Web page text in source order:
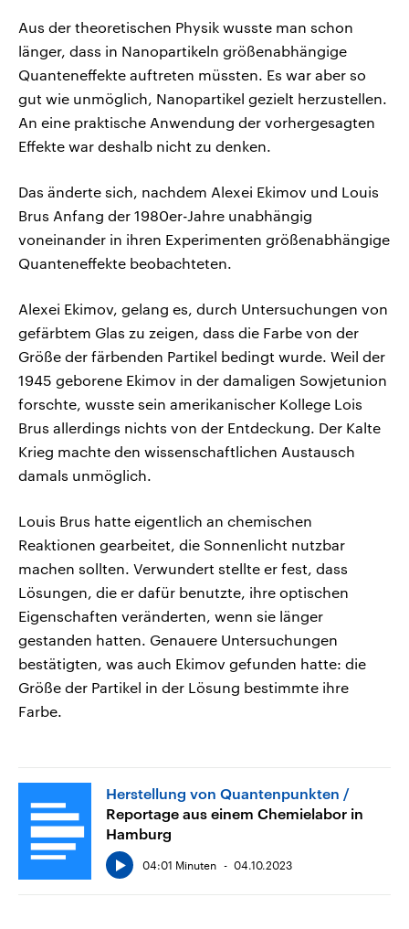
Aus der theoretischen Physik wusste man schon
länger, dass in Nanopartikeln größenabhängige
Quanteneffekte auftreten müssten. Es war aber so
gut wie unmöglich, Nanopartikel gezielt herzustellen.
An eine praktische Anwendung der vorhergesagten
Effekte war deshalb nicht zu denken.
Das änderte sich, nachdem Alexei Ekimov und Louis
Brus Anfang der 1980er-Jahre unabhängig
voneinander in ihren Experimenten größenabhängige
Quanteneffekte beobachteten.
Alexei Ekimov, gelang es, durch Untersuchungen von
gefärbtem Glas zu zeigen, dass die Farbe von der
Größe der färbenden Partikel bedingt wurde. Weil der
1945 geborene Ekimov in der damaligen Sowjetunion
forschte, wusste sein amerikanischer Kollege Lois
Brus allerdings nichts von der Entdeckung. Der Kalte
Krieg machte den wissenschaftlichen Austausch
damals unmöglich.
Louis Brus hatte eigentlich an chemischen
Reaktionen gearbeitet, die Sonnenlicht nutzbar
machen sollten. Verwundert stellte er fest, dass
Lösungen, die er dafür benutzte, ihre optischen
Eigenschaften veränderten, wenn sie länger
gestanden hatten. Genauere Untersuchungen
bestätigten, was auch Ekimov gefunden hatte: die
Größe der Partikel in der Lösung bestimmte ihre
Farbe.
Herstellung von Quantenpunkten
Reportage aus einem Chemielabor in
Hamburg
04:01 Minuten 04.10.2023